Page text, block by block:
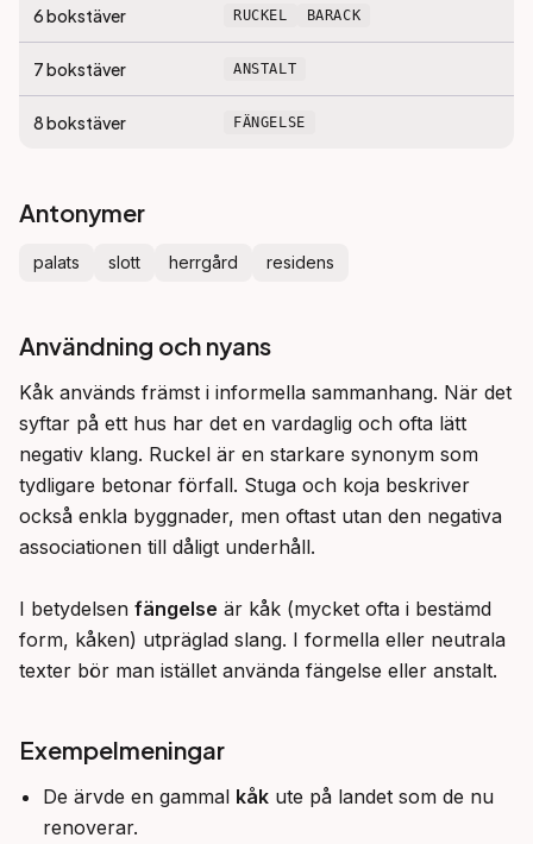
6bokstäver RUCKEL BARACK
7bokstäver ANSTALT
8bokstäver FÄNGELSE
Antonymer
palats slott herrgård residens
Användning och nyans
Kåk används främst i informella sammanhang. När det
syftar på ett hus har det en vardaglig och ofta lätt
negativ klang. Ruckel är en starkare synonym som
tydligare betonar förfall. Stuga och koja beskriver
också enkla byggnader, men oftast utan den negativa
associationen till dåligt underhåll.
I betydelsen fängelse är kåk (mycket ofta i bestämd
form, kåken) utpräglad slang. I formella eller neutrala
texter bör man istället använda fängelse eller anstalt.
Exempelmeningar
De ärvde en gammal kåk ute på landet som de nu
renoverar.